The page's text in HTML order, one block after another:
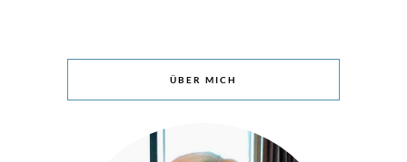
ÜBER MICH